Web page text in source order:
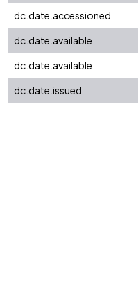
dc.date.accessioned
dc.date.available
dc.date.available
dc.date.issued